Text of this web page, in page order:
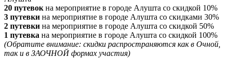
20 путевок на мероприятие в городе Алушта со скидкой 10%
3 путевки на мероприятие в городе Алушта со скидками 30%
2 путевки на мероприятие в городе Алушта со скидкой 50%
1 путевка на мероприятие в городе Алушта со скидкой 100%
(Обратите внимание: скидки распространяются как в Очной,
так и в ЗАОЧНОЙ формах участия)